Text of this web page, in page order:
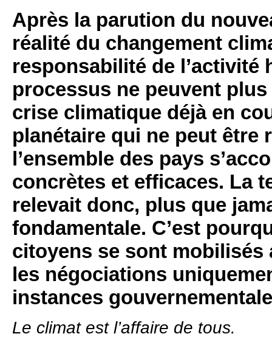
Après la parution du
réalité du changement
responsabilité de l’activité
processus ne peuvent
crise climatique déjà en
planétaire qui ne peut être
l’ensemble des pays
concrètes et efficaces. La
relevait donc, plus que
fondamentale. C’est
citoyens se sont mobilisés
les négociations
instances
Le climat est l’affaire de tous.